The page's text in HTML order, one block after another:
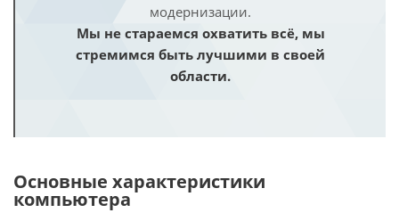
модернизации.
Мы не стараемся охватить всё, мы
стремимся быть лучшими в своей
области.
Основные характеристики
компьютера